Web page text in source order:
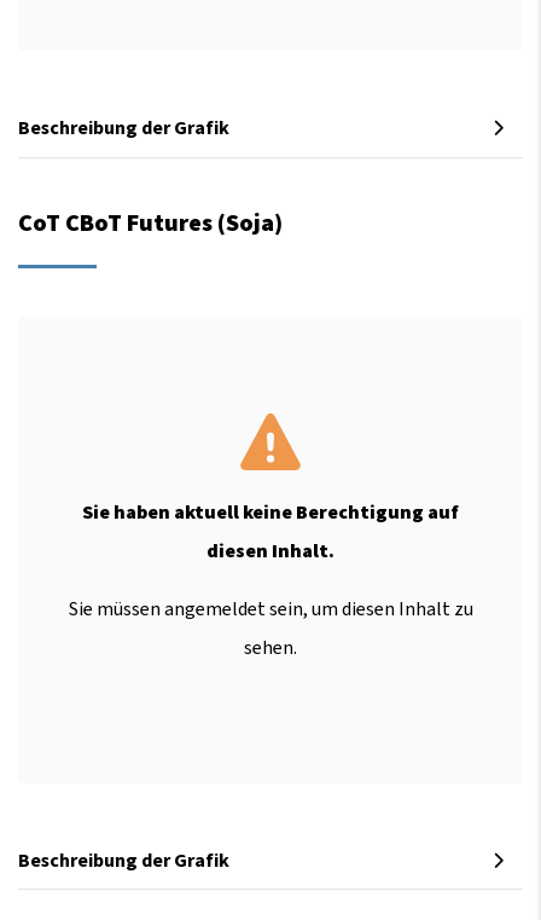
Beschreibung der Grafik
CoT CBoT Futures (Soja)
Sie haben aktuell keine Berechtigung auf
diesen Inhalt.
Sie müssen angemeldet sein, um diesen Inhalt zu
sehen.
Beschreibung der Grafik